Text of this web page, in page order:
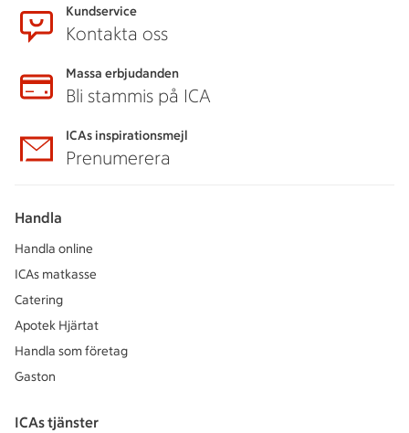
Kundservice
Kontakta oss
Massa erbjudanden
Bli stammis på ICA
ICAs inspirationsmejl
Prenumerera
Handla
Handla online
ICAs matkasse
Catering
Apotek Hjärtat
Handla som företag
Gaston
ICAs tjänster